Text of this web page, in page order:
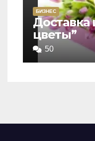
БИЗНЕС
Доставка
цветы”
50